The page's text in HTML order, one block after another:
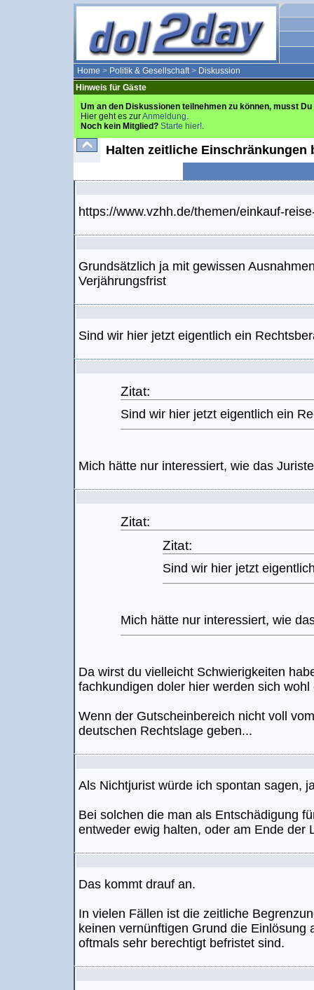
Home > Politik & Gesellschaft> Diskussion
Hinweis für Gäste
Um an den Diskussionen teilnehmen zu können, musst
Hier geht es zurAnmeldung.
Noch kein Mitglied? Starte hier!.
Halten zeitliche Einschränkungen
https://www.vzhh.de/themen/einkauf-
Grundsätzlich ja mit gewissen
Verjährungsfrist
Sind wir hier jetzt eigentlich ein
Zitat:
Sind wir hier jetzt eigentlich ein
Mich hätte nur interessiert, wie das
Zitat:
Zitat:
Sind wir hier jetzt
Mich hätte nur interessiert, wie
Da wirst du vielleicht Schwierigkeiten
fachkundigen doler hier werden sich
Wenn der Gutscheinbereich nicht voll
deutschen Rechtslage geben...
Als Nichtjurist würde ich spontan sagen,
Bei solchen die man als Entschädigung
entweder ewig halten, oder am Ende der
Das kommt drauf an.
In vielen Fällen ist die zeitliche
keinen vernünftigen Grund die
oftmals sehr berechtigt befristet sind.